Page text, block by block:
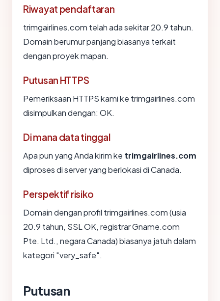
Riwayat pendaftaran
trimgairlines.com telah ada sekitar 20.9 tahun.
Domain berumur panjang biasanya terkait
dengan proyek mapan.
Putusan HTTPS
Pemeriksaan HTTPS kami ke trimgairlines.com
disimpulkan dengan: OK.
Di mana data tinggal
Apa pun yang Anda kirim ke trimgairlines.com
diproses di server yang berlokasi di Canada.
Perspektif risiko
Domain dengan profil trimgairlines.com (usia
20.9 tahun, SSL OK, registrar Gname.com
Pte. Ltd., negara Canada) biasanya jatuh dalam
kategori "very_safe".
Putusan